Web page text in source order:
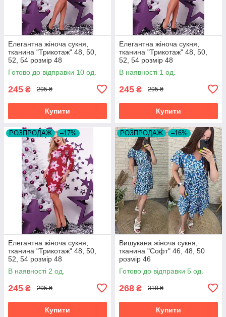
Елегантна жіноча сукня,
тканина "Трикотаж" 48, 50,
52, 54 розмір 48
Готово до відправки 10 од.
245 ₴ 295 ₴
Купити
Елегантна жіноча сукня,
тканина "Трикотаж" 48, 50,
52, 54 розмір 48
В наявності 1 од.
245 ₴ 295 ₴
Купити
РОЗПРОДАЖ –17%
Елегантна жіноча сукня,
тканина "Трикотаж" 48, 50,
52, 54 розмір 48
В наявності 2 од.
245 ₴ 295 ₴
Купити
РОЗПРОДАЖ –16%
Вишукана жіноча сукня,
тканина "Софт" 46, 48, 50
розмір 46
Готово до відправки 5 од.
268 ₴ 318 ₴
Купити